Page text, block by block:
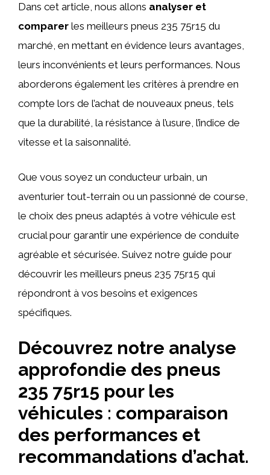
Dans cet article, nous allons analyser et
comparer les meilleurs pneus 235 75r15 du
marché, en mettant en évidence leurs avantages,
leurs inconvénients et leurs performances. Nous
aborderons également les critères à prendre en
compte lors de l’achat de nouveaux pneus, tels
que la durabilité, la résistance à l’usure, l’indice de
vitesse et la saisonnalité.
Que vous soyez un conducteur urbain, un
aventurier tout-terrain ou un passionné de course,
le choix des pneus adaptés à votre véhicule est
crucial pour garantir une expérience de conduite
agréable et sécurisée. Suivez notre guide pour
découvrir les meilleurs pneus 235 75r15 qui
répondront à vos besoins et exigences
spécifiques.
Découvrez notre analyse
approfondie des pneus
235 75r15 pour les
véhicules : comparaison
des performances et
recommandations d’achat.